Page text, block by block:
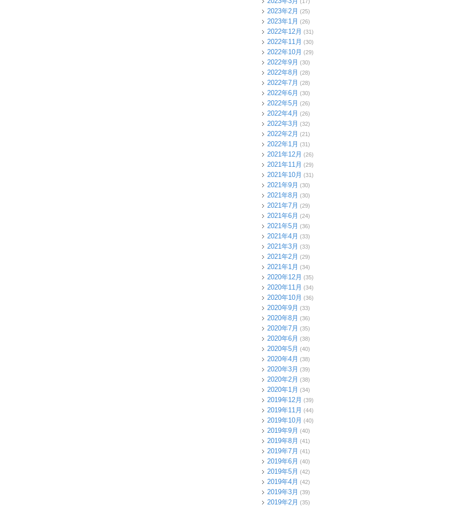
2023年2月 (25)
2023年1月 (26)
2022年12月 (31)
2022年11月 (30)
2022年10月 (29)
2022年9月 (30)
2022年8月 (28)
2022年7月 (28)
2022年6月 (30)
2022年5月 (26)
2022年4月 (26)
2022年3月 (32)
2022年2月 (21)
2022年1月 (31)
2021年12月 (26)
2021年11月 (29)
2021年10月 (31)
2021年9月 (30)
2021年8月 (30)
2021年7月 (29)
2021年6月 (24)
2021年5月 (36)
2021年4月 (33)
2021年3月 (33)
2021年2月 (29)
2021年1月 (34)
2020年12月 (35)
2020年11月 (34)
2020年10月 (36)
2020年9月 (33)
2020年8月 (36)
2020年7月 (35)
2020年6月 (38)
2020年5月 (40)
2020年4月 (38)
2020年3月 (39)
2020年2月 (38)
2020年1月 (34)
2019年12月 (39)
2019年11月 (44)
2019年10月 (40)
2019年9月 (40)
2019年8月 (41)
2019年7月 (41)
2019年6月 (40)
2019年5月 (42)
2019年4月 (42)
2019年3月 (39)
2019年2月 (35)